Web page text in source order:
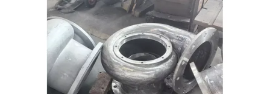
POLÍTICA
PRIVACIDAD